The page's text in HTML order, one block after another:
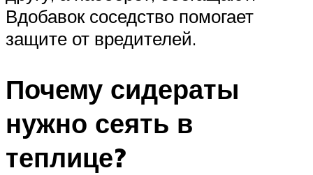
Вдобавок соседство помогает
защите от вредителей.
Почему сидераты
нужно сеять в
теплице?